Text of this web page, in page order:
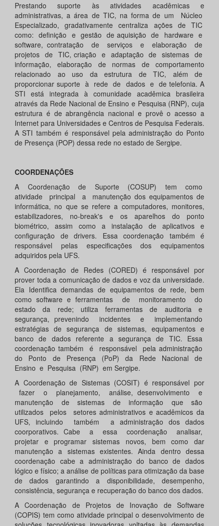
Prestando suporte às atividades acadêmicas e
administrativas, a área de TIC, na forma de um Núcleo
Especializado, gradativamente centraliza ações de TIC
como: definição e gestão de aquisição de hardware e
software, contratação de serviços e elaboração de
projetos de TIC, criação e adaptação de sistemas de
informação, elaboração de normas de comportamento
relacionado ao uso da estrutura de TIC, além de
proporcionar suporte à rede de dados e de telefonia. A
STI está integrada à comunidade acadêmica brasileira
através da Rede Nacional de Ensino e Pesquisa (RNP), cuja
estrutura é de abrangência nacional e provê o acesso a
Internet para Universidades e Centros de Pesquisa Federais.
A STI também é responsável pela administração do Ponto
de Presença (POP) dessa rede no estado de Sergipe.
COORDENAÇÕES
A Coordenação de Suporte (COSUP) tem como
atividade principal a manutenção dos equipamentos de
informática, no que se refere a computadores, monitores,
estabilizadores, no-break's e os aparelhos do ponto
biométrico, assim como a instalação de aplicativos e
configuração de drivers. Essa coordenação também é
responsável pelas especificações dos equipamentos
adquiridos pela UFS.
A Coordenação de Redes (CORED) é responsável por
prover toda a comunicação de dados e voz da universidade.
Ela Identifica demandas de equipamentos de rede, bem
como software e ferramentas de monitoramento do
estado da rede; utiliza ferramentas de auditoria e
segurança, prevenindo incidentes e implementando
estratégias de segurança de sistemas, equipamentos e
banco de dados referente a segurança de TIC. Essa
coordenação também é responsável pela administração
do Ponto de Presença (PoP) da Rede Nacional de
Ensino e Pesquisa (RNP) em Sergipe.
A Coordenação de Sistemas (COSIT) é responsável por
fazer o planejamento, análise, desenvolvimento e
manutenção de sistemas de informação que são
utilizados pelos setores administrativos e acadêmicos da
UFS, incluindo também a administração dos dados
coorporativos. Cabe a essa coordenação analisar,
projetar e programar sistemas novos, bem como dar
manutenção a sistemas existentes. Ainda dentro dessa
coordenação cabe a administração do banco de dados
lógico e físico; a análise de políticas para otimização da base
de dados garantindo a disponibilidade, desempenho,
consistência, segurança e recuperação do banco dos dados.
A Coordenação de Projetos de Inovação de Software
(COPIS) tem como atividade principal o desenvolvimento de